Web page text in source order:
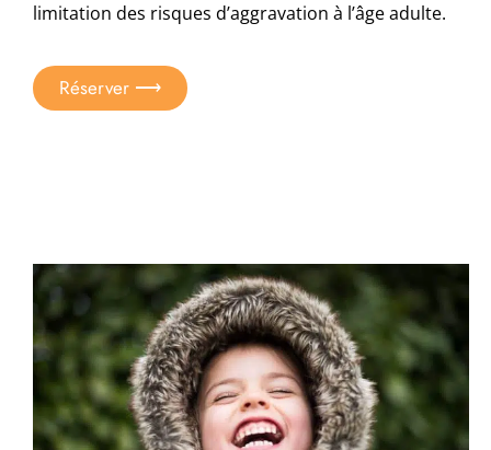
limitation des risques d’aggravation à l’âge adulte.
Réserver ⟶